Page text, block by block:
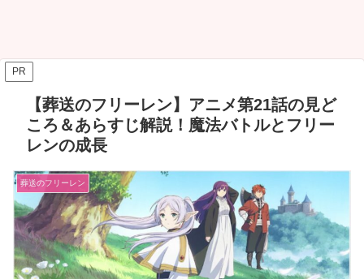
PR
【葬送のフリーレン】アニメ第21話の見ど
ころ＆あらすじ解説！魔法バトルとフリー
レンの成長
葬送のフリーレン